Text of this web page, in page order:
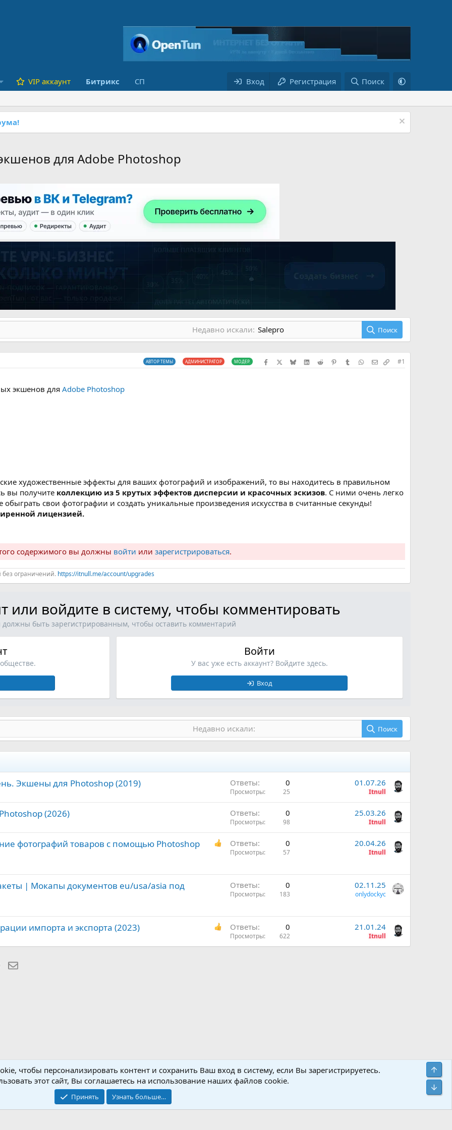
VIP аккаунт Битрикс СП Вход Регистрация Поиск
для Adobe Photoshop
Недавно искали: Salepro Поиск
АВТОР ТЕМЫ АДМИНИСТРАТОР МОДЕР. FacebookX (Twitter)
BlueskyLinkedInRedditPinterestTumblrWhatsApp
Электронная почта
Скопировать
#1
экшенов для Adobe Photoshop
художественные эффекты для ваших фотографий и изображений, то вы находитесь в правильном
вы получите коллекцию из 5 крутых эффектов дисперсии и красочных эскизов. С ними очень легко
обыграть свои фотографии и создать уникальные произведения искусства в считанные секунды!
лицензией.
содержимого вы должны войти или зарегистрироваться.
без ограничений. https://itnull.me/account/upgrades
или войдите в систему, чтобы комментировать
быть зарегистрированным, чтобы оставить комментарий
Войти
У вас уже есть аккаунт? Войдите здесь.
Вход
Недавно искали: Поиск
Экшены для Photoshop (2019) Ответы 0
Просмотры 25
01.07.26
Itnull
(2026) Ответы 0
Просмотры 98
25.03.26
Itnull
фотографий товаров с помощью Photoshop
Ответы 0
Просмотры 57
20.04.26
Itnull
| Мокапы документов eu/usa/asia под
Ответы 0
Просмотры 183
02.11.25
onlydockyc
импорта и экспорта (2023) Ответы 0
Просмотры 622
21.01.24
Itnull
WhatsAppЭлектронная почта
Обратная связь Условия и правила Политика конфиденциальности Помощь Главная
Community platform by XenForo® © 2010-2026 XenForo Ltd.
Крупнейший форум по обмену приватной информацией
© 2013-2026 ITNULL.me
| XenForo® © 2026 XenForo Ltd.
чтобы персонализировать контент и сохранить Ваш вход в систему, если Вы зарегистрируетесь.
этот сайт, Вы соглашаетесь на использование наших файлов cookie.
Принять Узнать больше…